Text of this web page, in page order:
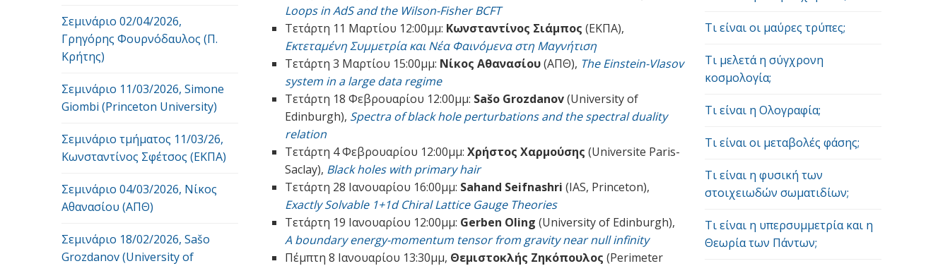
Σεμινάριο 02/04/2026,
Γρηγόρης Φουρνόδαυλος (Π.
Κρήτης)
Σεμινάριο 11/03/2026, Simone
Giombi (Princeton University)
Σεμινάριο τμήματος 11/03/26,
Κωνσταντίνος Σφέτσος (ΕΚΠΑ)
Σεμινάριο 04/03/2026, Νίκος
Αθανασίου (ΑΠΘ)
Σεμινάριο 18/02/2026, Sašo
Grozdanov (University of
Loops in AdS and the Wilson-Fisher BCFT
Τετάρτη 11 Μαρτίου 12:00μμ: Κωνσταντίνος Σιάμπος (ΕΚΠΑ),
Εκτεταμένη Συμμετρία και Νέα Φαινόμενα στη Μαγνήτιση
Τετάρτη 3 Μαρτίου 15:00μμ: Νίκος Αθανασίου(ΑΠΘ), The Einstein-Vlasov
system in a large data regime
Τετάρτη 18 Φεβρουαρίου 12:00μμ: Sašo Grozdanov(University of
Edinburgh), Spectra of black hole perturbations and the spectral duality
relation
Τετάρτη 4 Φεβρουαρίου 12:00μμ: Χρήστος Χαρμούσης (Universite Paris-
Saclay), Black holes with primary hair
Τετάρτη 28 Ιανουαρίου 16:00μμ: Sahand Seifnashri (IAS, Princeton),
Exactly Solvable 1+1d Chiral Lattice Gauge Theories
Τετάρτη 19 Ιανουαρίου 12:00μμ: Gerben Oling (University of Edinburgh),
A boundary energy-momentum tensor from gravity near null infinity
Πέμπτη 8 Ιανουαρίου 13:30μμ, Θεμιστοκλής Ζηκόπουλος (Perimeter
Τι είναι οι μαύρες τρύπες;
Τι μελετά η σύγχρονη
κοσμολογία;
Τι είναι η Ολογραφία;
Τι είναι οι μεταβολές φάσης;
Τι είναι η φυσική των
στοιχειωδών σωματιδίων;
Τι είναι η υπερσυμμετρία και η
Θεωρία των Πάντων;